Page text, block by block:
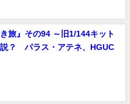
き旅』その94 ～旧1/144キット
？ パラス・アテネ、HGUC